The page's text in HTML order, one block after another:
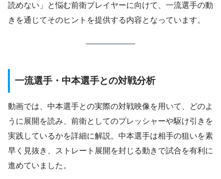
読めない」と悩む前衛プレイヤーに向けて、一流選手の動
きを通じてそのヒントを提供する内容となっています。
一流選手・中本選手との対戦分析
動画では、中本選手との実際の対戦映像を用いて、どのよ
うに展開を読み、前衛としてのプレッシャーや駆け引きを
実践しているかを詳細に解説。中本選手は相手の狙いを素
早く見抜き、ストレート展開を封じる動きで試合を有利に
進めていました。